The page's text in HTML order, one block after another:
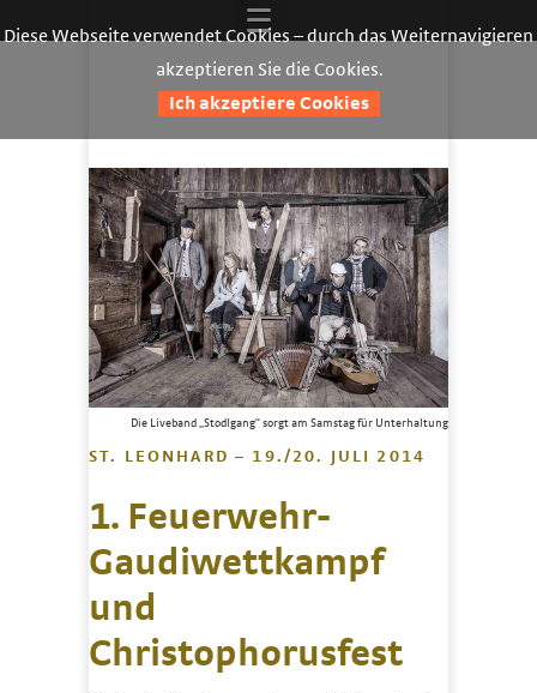
Die Liveband „Stodlgang“ sorgt am Samstag für Unterhaltung
ST. LEONHARD – 19./20. JULI 2014
1. Feuerwehr-
Gaudiwettkampf
und
Christophorusfest
Diese Webseite verwendet Cookies – durch das Weiternavigieren
akzeptieren Sie die Cookies.
Ich akzeptiere Cookies